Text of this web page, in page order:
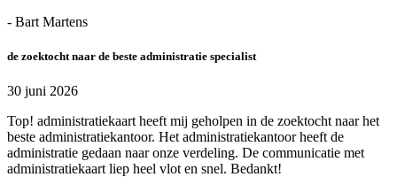
- Bart Martens
de zoektocht naar de beste administratie specialist
30 juni 2026
Top! administratiekaart heeft mij geholpen in de zoektocht naar het
beste administratiekantoor. Het administratiekantoor heeft de
administratie gedaan naar onze verdeling. De communicatie met
administratiekaart liep heel vlot en snel. Bedankt!